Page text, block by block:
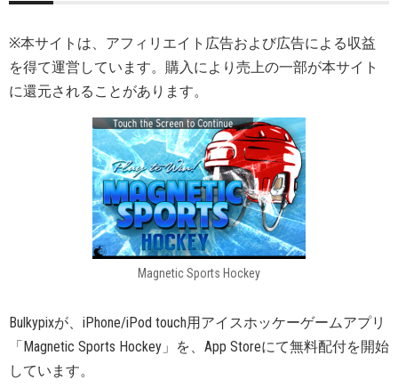
※本サイトは、アフィリエイト広告および広告による収益
を得て運営しています。購入により売上の一部が本サイト
に還元されることがあります。
Magnetic Sports Hockey
Bulkypixが、iPhone/iPod touch用アイスホッケーゲームアプリ
「Magnetic Sports Hockey」を、App Storeにて無料配付を開始
しています。